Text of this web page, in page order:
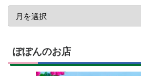
ぽぽんのお店